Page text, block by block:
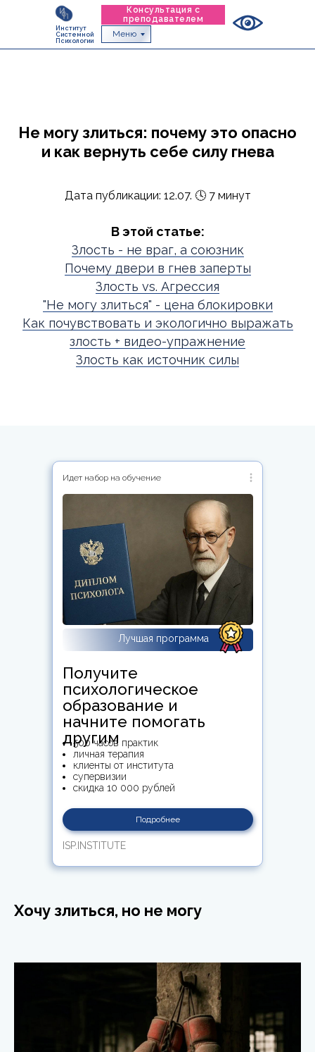
Институт
Системной
Психологии
Консультация с
преподавателем
Меню
Не могу злиться: почему это опасно
и как вернуть себе силу гнева
Дата публикации: 12.07. 🕓 7 минут
В этой статье:
Злость - не враг, а союзник
Почему двери в гнев заперты
Злость vs. Агрессия
"Не могу злиться" - цена блокировки
Как почувствовать и экологично выражать
злость + видео-упражнение
Злость как источник силы
500 часов практик
личная терапия
клиенты от института
супервизии
скидка 10 000 рублей
Получите
психологическое
образование и
начните помогать
другим
Лучшая программа
Идет набор на обучение
Подробнее
ISP.INSTITUTE
Хочу злиться, но не могу